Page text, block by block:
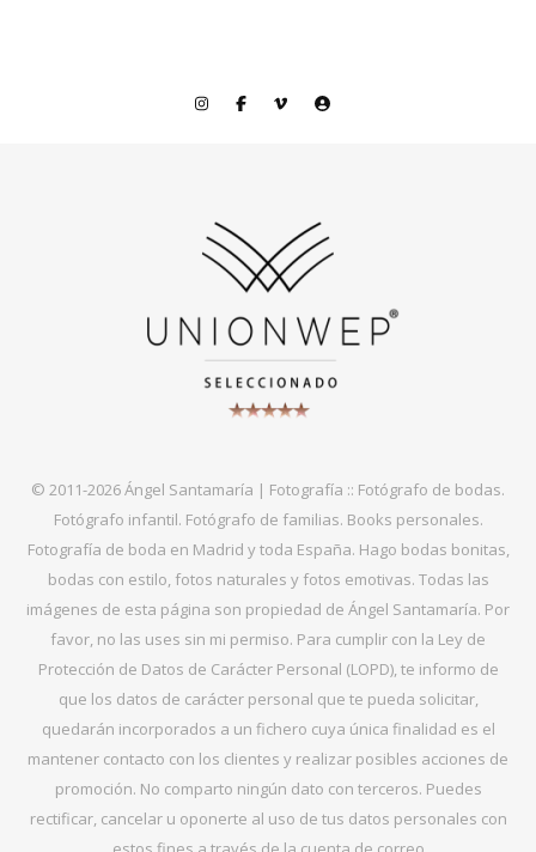
© 2011-2026 Ángel Santamaría | Fotografía :: Fotógrafo de bodas.
Fotógrafo infantil. Fotógrafo de familias. Books personales.
Fotografía de boda en Madrid y toda España. Hago bodas bonitas,
bodas con estilo, fotos naturales y fotos emotivas. Todas las
imágenes de esta página son propiedad de Ángel Santamaría. Por
favor, no las uses sin mi permiso. Para cumplir con la Ley de
Protección de Datos de Carácter Personal (LOPD), te informo de
que los datos de carácter personal que te pueda solicitar,
quedarán incorporados a un fichero cuya única finalidad es el
mantener contacto con los clientes y realizar posibles acciones de
promoción. No comparto ningún dato con terceros. Puedes
rectificar, cancelar u oponerte al uso de tus datos personales con